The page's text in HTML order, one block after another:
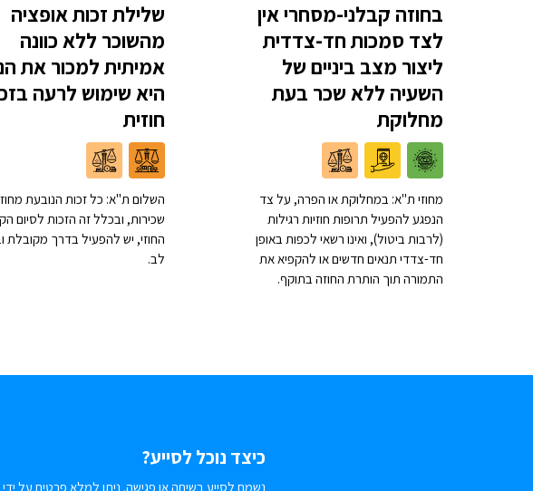
בחוזה קבלני-מסחרי אין
לצד סמכות חד-צדדית
ליצור מצב ביניים של
השעיה ללא שכר בעת
מחלוקת
מחוזי ת"א: במחלוקת או הפרה, על צד
הנפגע להפעיל תרופות חוזיות רגילות
(לרבות ביטול), ואינו רשאי לכפות באופן
חד-צדדי תנאים חדשים או להקפיא את
התמורה תוך הותרת החוזה בתוקף.
שלילת זכות אופציה
מהשוכר ללא כוונה
אמיתית למכור את
היא שימוש לרעה
חוזית
השלום ת"א: כל זכות הנובעת
שכירות, ובכלל זה הזכות לסיום
החוזי, יש להפעיל בדרך מקובלת
לב.
כיצד נוכל לסייע?
נשמח לסייע בשיחה או פגישה. ניתן למלא פרטים על